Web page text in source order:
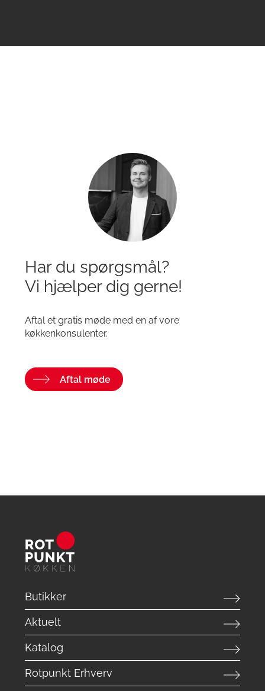
Har du spørgsmål?
Vi hjælper dig gerne!
Aftal et gratis møde med en af vore
køkkenkonsulenter.
Aftal møde
Butikker
Aktuelt
Katalog
Rotpunkt Erhverv